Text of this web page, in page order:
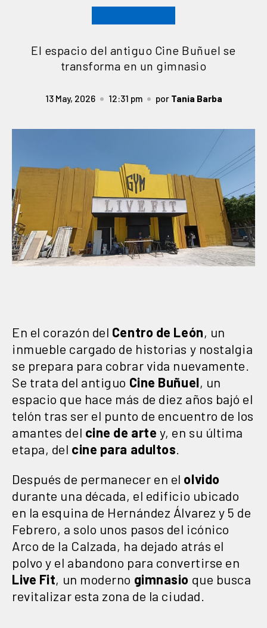
El espacio del antiguo Cine Buñuel se
transforma en un gimnasio
13 May, 2026 12:31 pm por Tania Barba
En el corazón del Centro de León, un
inmueble cargado de historias y nostalgia
se prepara para cobrar vida nuevamente.
Se trata del antiguo Cine Buñuel, un
espacio que hace más de diez años bajó el
telón tras ser el punto de encuentro de los
amantes del cine de arte y, en su última
etapa, del cine para adultos
Después de permanecer en el olvido
durante una década, el edificio ubicado
en la esquina de Hernández Álvarez y 5 de
Febrero, a solo unos pasos del icónico
Arco de la Calzada, ha dejado atrás el
polvo y el abandono para convertirse en
Live Fit, un moderno gimnasio que busca
revitalizar esta zona de la ciudad.